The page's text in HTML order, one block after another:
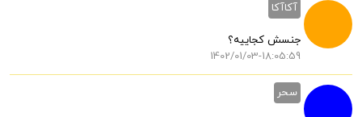
آکاآکا
جنسش کجاییه؟
1402/01/03-18:05:59
سحر